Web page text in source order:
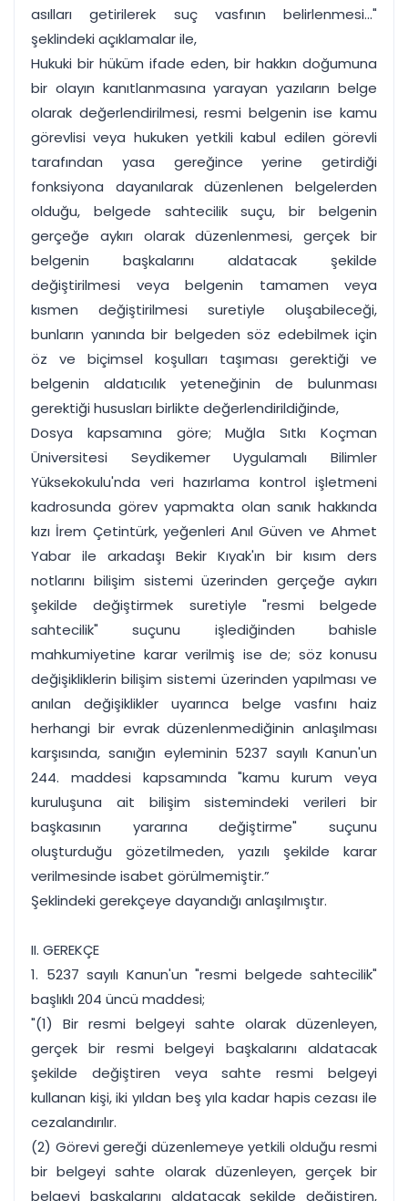
asılları getirilerek suç vasfının belirlenmesi..."
şeklindeki açıklamalar ile,
Hukuki bir hüküm ifade eden, bir hakkın doğumuna
bir olayın kanıtlanmasına yarayan yazıların belge
olarak değerlendirilmesi, resmi belgenin ise kamu
görevlisi veya hukuken yetkili kabul edilen görevli
tarafından yasa gereğince yerine getirdiği
fonksiyona dayanılarak düzenlenen belgelerden
olduğu, belgede sahtecilik suçu, bir belgenin
gerçeğe aykırı olarak düzenlenmesi, gerçek bir
belgenin başkalarını aldatacak şekilde
değiştirilmesi veya belgenin tamamen veya
kısmen değiştirilmesi suretiyle oluşabileceği,
bunların yanında bir belgeden söz edebilmek için
öz ve biçimsel koşulları taşıması gerektiği ve
belgenin aldatıcılık yeteneğinin de bulunması
gerektiği hususları birlikte değerlendirildiğinde,
Dosya kapsamına göre; Muğla Sıtkı Koçman
Üniversitesi Seydikemer Uygulamalı Bilimler
Yüksekokulu'nda veri hazırlama kontrol işletmeni
kadrosunda görev yapmakta olan sanık hakkında
kızı İrem Çetintürk, yeğenleri Anıl Güven ve Ahmet
Yabar ile arkadaşı Bekir Kıyak'ın bir kısım ders
notlarını bilişim sistemi üzerinden gerçeğe aykırı
şekilde değiştirmek suretiyle "resmi belgede
sahtecilik" suçunu işlediğinden bahisle
mahkumiyetine karar verilmiş ise de; söz konusu
değişikliklerin bilişim sistemi üzerinden yapılması ve
anılan değişiklikler uyarınca belge vasfını haiz
herhangi bir evrak düzenlenmediğinin anlaşılması
karşısında, sanığın eyleminin 5237 sayılı Kanun'un
244. maddesi kapsamında "kamu kurum veya
kuruluşuna ait bilişim sistemindeki verileri bir
başkasının yararına değiştirme" suçunu
oluşturduğu gözetilmeden, yazılı şekilde karar
verilmesinde isabet görülmemiştir.”
Şeklindeki gerekçeye dayandığı anlaşılmıştır.
II. GEREKÇE
1. 5237 sayılı Kanun'un "resmi belgede sahtecilik"
başlıklı 204 üncü maddesi;
"(1) Bir resmi belgeyi sahte olarak düzenleyen,
gerçek bir resmi belgeyi başkalarını aldatacak
şekilde değiştiren veya sahte resmi belgeyi
kullanan kişi, iki yıldan beş yıla kadar hapis cezası ile
cezalandırılır.
(2) Görevi gereği düzenlemeye yetkili olduğu resmi
bir belgeyi sahte olarak düzenleyen, gerçek bir
belgeyi başkalarını aldatacak şekilde değiştiren,